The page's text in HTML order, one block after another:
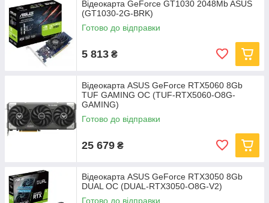
Відеокарта GeForce GT1030 2048Mb ASUS
(GT1030-2G-BRK)
Готово до відправки
5 813 ₴
Відеокарта ASUS GeForce RTX5060 8Gb
TUF GAMING OC (TUF-RTX5060-O8G-
GAMING)
Готово до відправки
25 679 ₴
Відеокарта ASUS GeForce RTX3050 8Gb
DUAL OC (DUAL-RTX3050-O8G-V2)
Готово до відправки